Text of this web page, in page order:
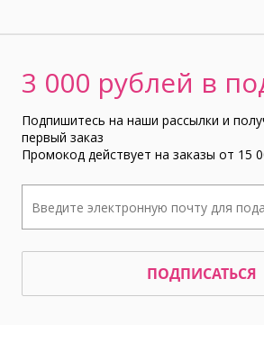
3 000 рублей в
Подпишитесь на наши рассылки и
первый заказ
Промокод действует на заказы от 15
ПОДПИСАТЬСЯ